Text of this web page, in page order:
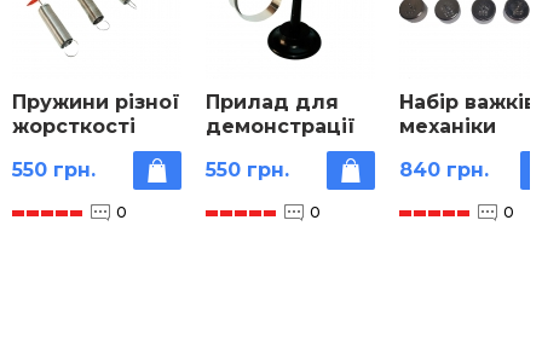
Пружини різної
жорсткості
550 грн.
0
Прилад для
демонстрації
правила Ленца
550 грн.
0
Набір важків
механіки
840 грн.
0